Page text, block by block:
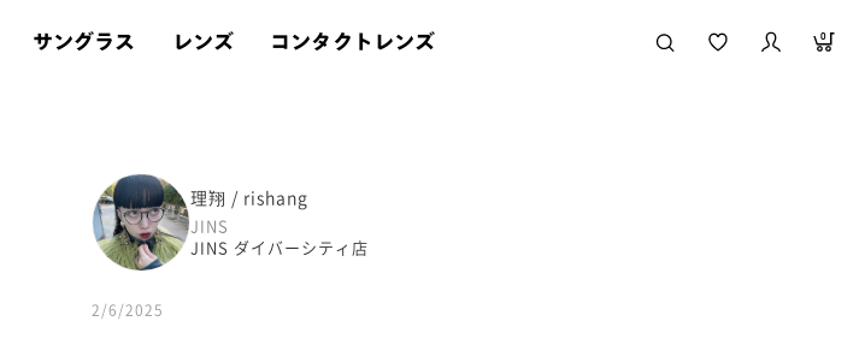
サングラス レンズ コンタクトレンズ 0
理翔 / rishang
JINS
JINS ダイバーシティ店
2/6/2025